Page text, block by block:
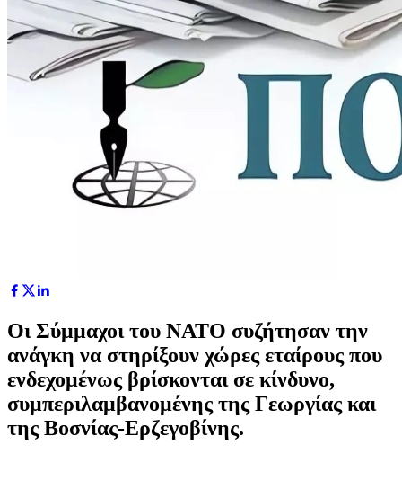
Oι Σύμμαχοι του ΝΑΤΟ συζήτησαν την
ανάγκη να στηρίξουν χώρες εταίρους που
ενδεχομένως βρίσκονται σε κίνδυνο,
συμπεριλαμβανομένης της Γεωργίας και
της Βοσνίας-Ερζεγοβίνης.